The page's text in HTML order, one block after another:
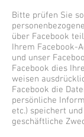
Bitte prüfen Sie
über Facebook
Ihrem Facebook-
und unser
Facebook dies
weisen
Facebook die
persönliche
etc.) speichert
geschäftliche